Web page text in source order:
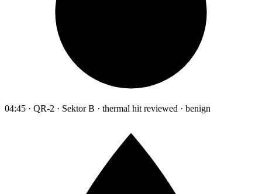
04:45 · QR-2 · Sektor B · thermal hit reviewed · benign